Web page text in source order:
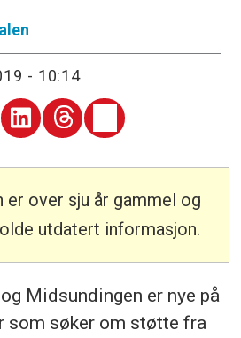
- 10:14
er over sju år gammel og
utdatert informasjon.
Midsundingen er nye på
som søker om støtte fra